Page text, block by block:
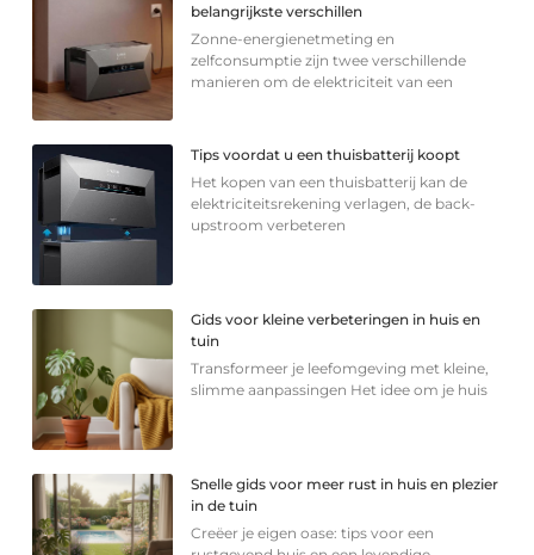
belangrijkste verschillen
Zonne-energienetmeting en
zelfconsumptie zijn twee verschillende
manieren om de elektriciteit van een
Tips voordat u een thuisbatterij koopt
Het kopen van een thuisbatterij kan de
elektriciteitsrekening verlagen, de back-
upstroom verbeteren
Gids voor kleine verbeteringen in huis en
tuin
Transformeer je leefomgeving met kleine,
slimme aanpassingen Het idee om je huis
Snelle gids voor meer rust in huis en plezier
in de tuin
Creëer je eigen oase: tips voor een